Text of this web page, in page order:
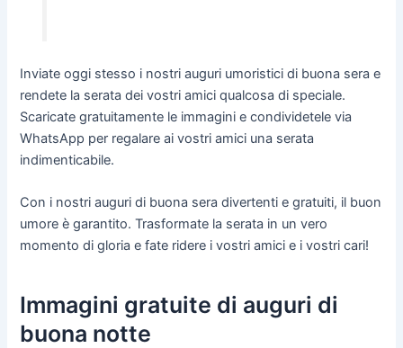
Inviate oggi stesso i nostri auguri umoristici di buona sera e
rendete la serata dei vostri amici qualcosa di speciale.
Scaricate gratuitamente le immagini e condividetele via
WhatsApp per regalare ai vostri amici una serata
indimenticabile.
Con i nostri auguri di buona sera divertenti e gratuiti, il buon
umore è garantito. Trasformate la serata in un vero
momento di gloria e fate ridere i vostri amici e i vostri cari!
Immagini gratuite di auguri di
buona notte